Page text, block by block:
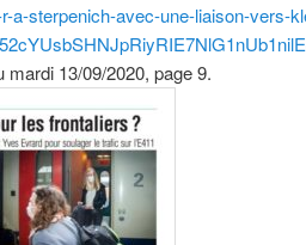
a-sterpenich-avec-une-liaison-vers-
13/09/2020, page 9.